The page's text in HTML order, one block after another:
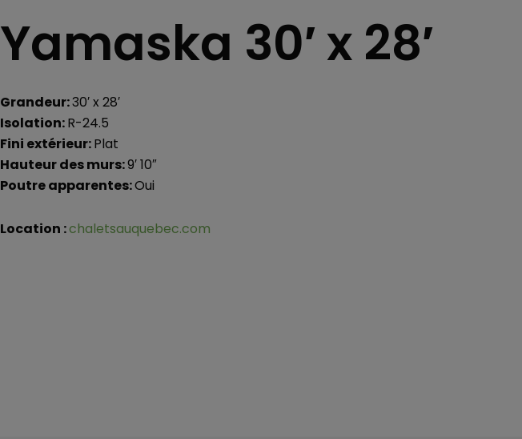
Yamaska 30′ x 28′
Grandeur:30′ x 28′
Isolation:R-24.5
Fini extérieur:Plat
Hauteur des murs:9′ 10″
Poutre apparentes:Oui
Location :chaletsauquebec.com